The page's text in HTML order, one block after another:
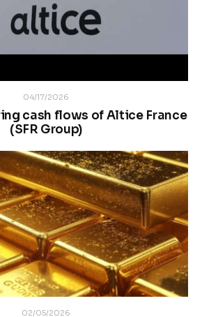
04/17/2026
cash flows of Altice France
(SFR Group)
02/05/2026